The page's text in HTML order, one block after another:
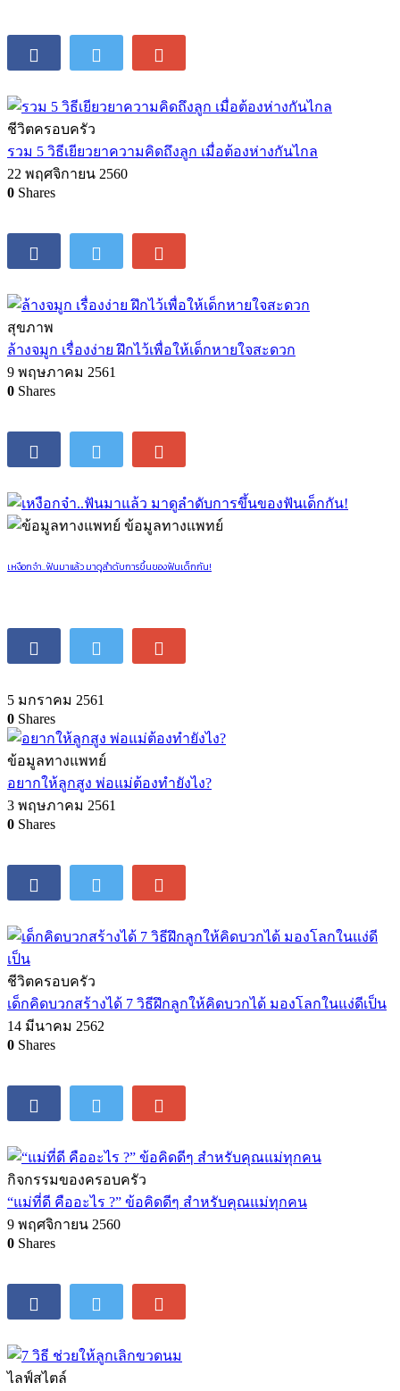
ชีวิตครอบครัว
รวม 5 วิธีเยียวยาความคิดถึงลูก เมื่อต้องห่างกันไกล
22 พฤศจิกายน 2560
0 Shares
สุขภาพ
ล้างจมูก เรื่องง่าย ฝึกไว้เพื่อให้เด็กหายใจสะดวก
9 พฤษภาคม 2561
0 Shares
ข้อมูลทางแพทย์
เหงือกจ๋า..ฟันมาแล้ว มาดูลำดับการขึ้นของฟันเด็กกัน!
5 มกราคม 2561
0 Shares
ข้อมูลทางแพทย์
อยากให้ลูกสูง พ่อแม่ต้องทำยังไง?
3 พฤษภาคม 2561
0 Shares
ชีวิตครอบครัว
เด็กคิดบวกสร้างได้ 7 วิธีฝึกลูกให้คิดบวกได้ มองโลกในแง่ดีเป็น
14 มีนาคม 2562
0 Shares
กิจกรรมของครอบครัว
“แม่ที่ดี คืออะไร ?” ข้อคิดดีๆ สำหรับคุณแม่ทุกคน
9 พฤศจิกายน 2560
0 Shares
ไลฟ์สไตล์